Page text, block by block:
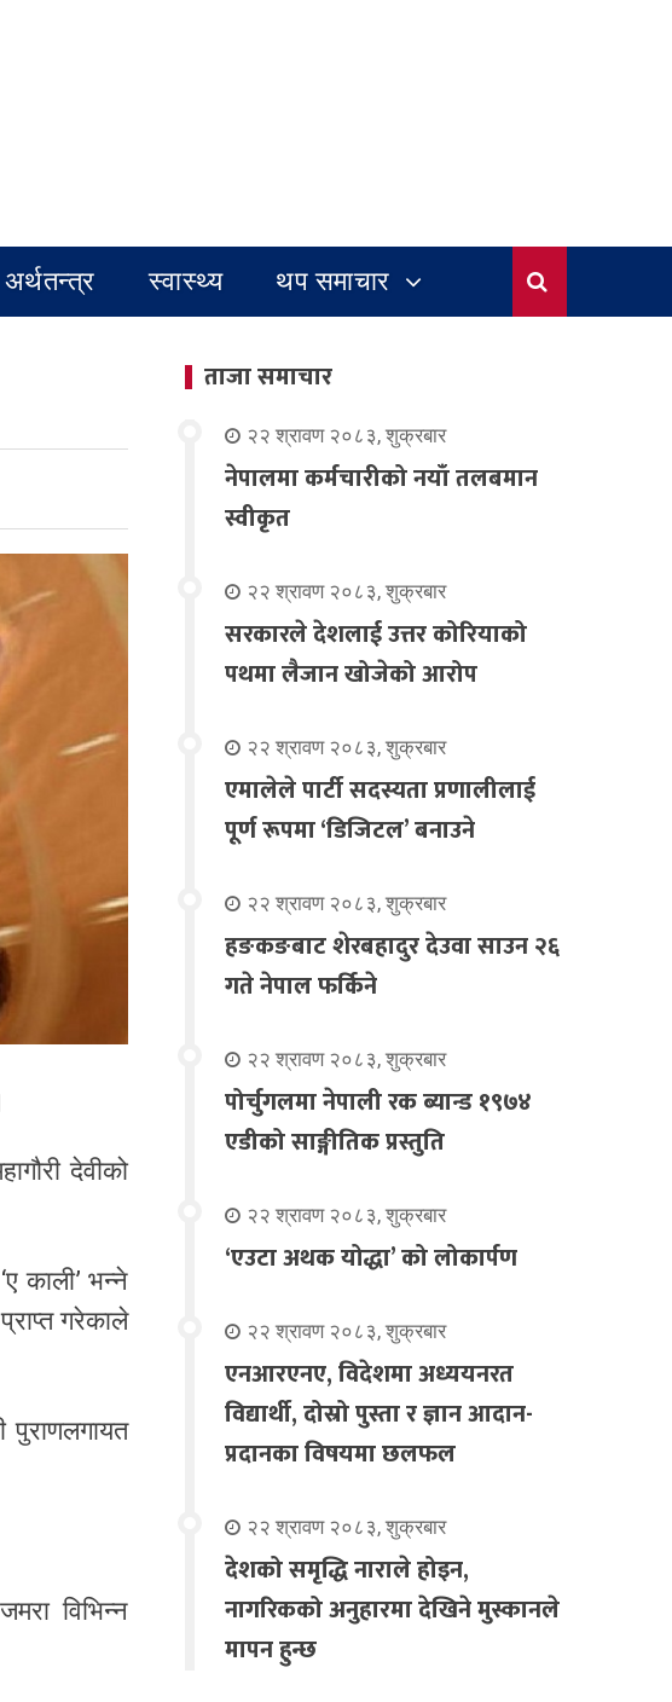
अर्थतन्त्र स्वास्थ्य थप समाचार
देवीको
काली’ भन्ने
गरेकाले
पुराणलगायत
विभिन्न
ताजा समाचार
२२ श्रावण २०८३, शुक्रबार
नेपालमा कर्मचारीको नयाँ तलबमान
स्वीकृत
२२ श्रावण २०८३, शुक्रबार
सरकारले देशलाई उत्तर कोरियाको
पथमा लैजान खोजेको आरोप
२२ श्रावण २०८३, शुक्रबार
एमालेले पार्टी सदस्यता प्रणालीलाई
पूर्ण रूपमा ‘डिजिटल’ बनाउने
२२ श्रावण २०८३, शुक्रबार
हङकङबाट शेरबहादुर देउवा साउन २६
गते नेपाल फर्किने
२२ श्रावण २०८३, शुक्रबार
पोर्चुगलमा नेपाली रक ब्यान्ड १९७४
एडीको साङ्गीतिक प्रस्तुति
२२ श्रावण २०८३, शुक्रबार
‘एउटा अथक योद्धा’ को लोकार्पण
२२ श्रावण २०८३, शुक्रबार
एनआरएनए, विदेशमा अध्ययनरत
विद्यार्थी, दोस्रो पुस्ता र ज्ञान आदान-
प्रदानका विषयमा छलफल
२२ श्रावण २०८३, शुक्रबार
देशको समृद्धि नाराले होइन,
नागरिकको अनुहारमा देखिने मुस्कानले
मापन हुन्छ